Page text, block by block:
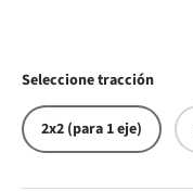
Seleccione tracción
2x2 (para 1 eje)